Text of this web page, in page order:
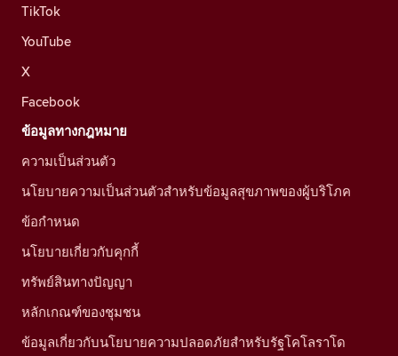
TikTok
YouTube
X
Facebook
ข้อมูลทางกฎหมาย
ความเป็นส่วนตัว
นโยบายความเป็นส่วนตัวสำหรับข้อมูลสุขภาพของผู้บริโภค
ข้อกำหนด
นโยบายเกี่ยวกับคุกกี้
ทรัพย์สินทางปัญญา
หลักเกณฑ์ของชุมชน
ข้อมูลเกี่ยวกับนโยบายความปลอดภัยสำหรับรัฐโคโลราโด